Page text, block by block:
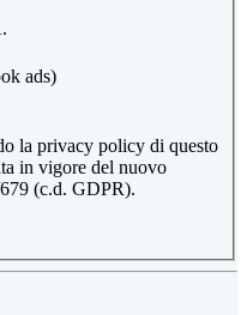
ads)
la privacy policy di questo
in vigore del nuovo
(c.d. GDPR).